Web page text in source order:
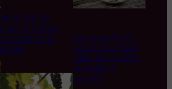
Vin & CBD : Le
nouveau mariage
des sens et du
terroir
Quel rosé boire
cet été ? Le grand
guide des 5 styles,
moments et
accords